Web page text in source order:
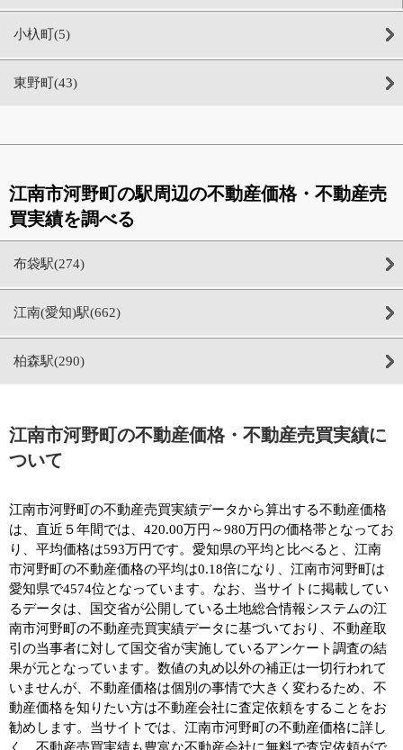
小杁町(5)
東野町(43)
江南市河野町の駅周辺の不動産価格・不動産売
買実績を調べる
布袋駅(274)
江南(愛知)駅(662)
柏森駅(290)
江南市河野町の不動産価格・不動産売買実績に
ついて
江南市河野町の不動産売買実績データから算出する不動産価格
は、直近５年間では、420.00万円～980万円の価格帯となってお
り、平均価格は593万円です。愛知県の平均と比べると、江南
市河野町の不動産価格の平均は0.18倍になり、江南市河野町は
愛知県で4574位となっています。なお、当サイトに掲載してい
るデータは、国交省が公開している土地総合情報システムの江
南市河野町の不動産売買実績データに基づいており、不動産取
引の当事者に対して国交省が実施しているアンケート調査の結
果が元となっています。数値の丸め以外の補正は一切行われて
いませんが、不動産価格は個別の事情で大きく変わるため、不
動産価格を知りたい方は不動産会社に査定依頼をすることをお
勧めします。当サイトでは、江南市河野町の不動産価格に詳し
く、不動産売買実績も豊富な不動産会社に無料で査定依頼がで